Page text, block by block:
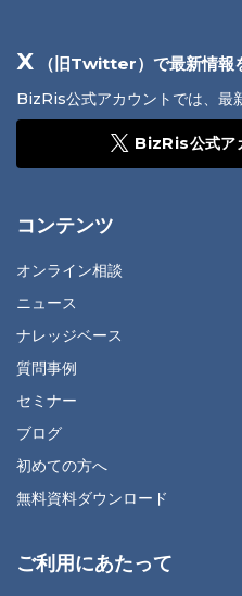
X （旧Twitter）で最新情報
BizRis公式アカウントでは、最
BizRis公式ア
コンテンツ
オンライン相談
ニュース
ナレッジベース
質問事例
セミナー
ブログ
初めての方へ
無料資料ダウンロード
ご利用にあたって